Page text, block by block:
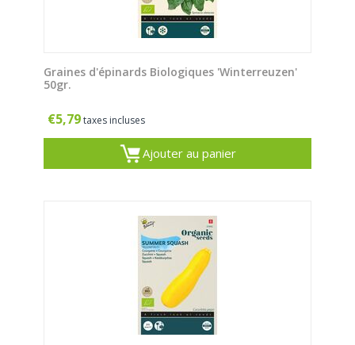
Graines d'épinards Biologiques 'Winterreuzen'
50gr.
€5,79taxes incluses
Ajouter au panier